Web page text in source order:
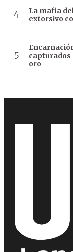
La mafia
extorsivo
capturados
oro